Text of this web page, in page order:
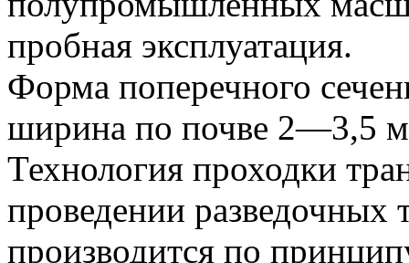
пробная эксплуатация.
Форма поперечного
ширина по почве 2—3,5
Технология проходки
проведении разведочных
производится по